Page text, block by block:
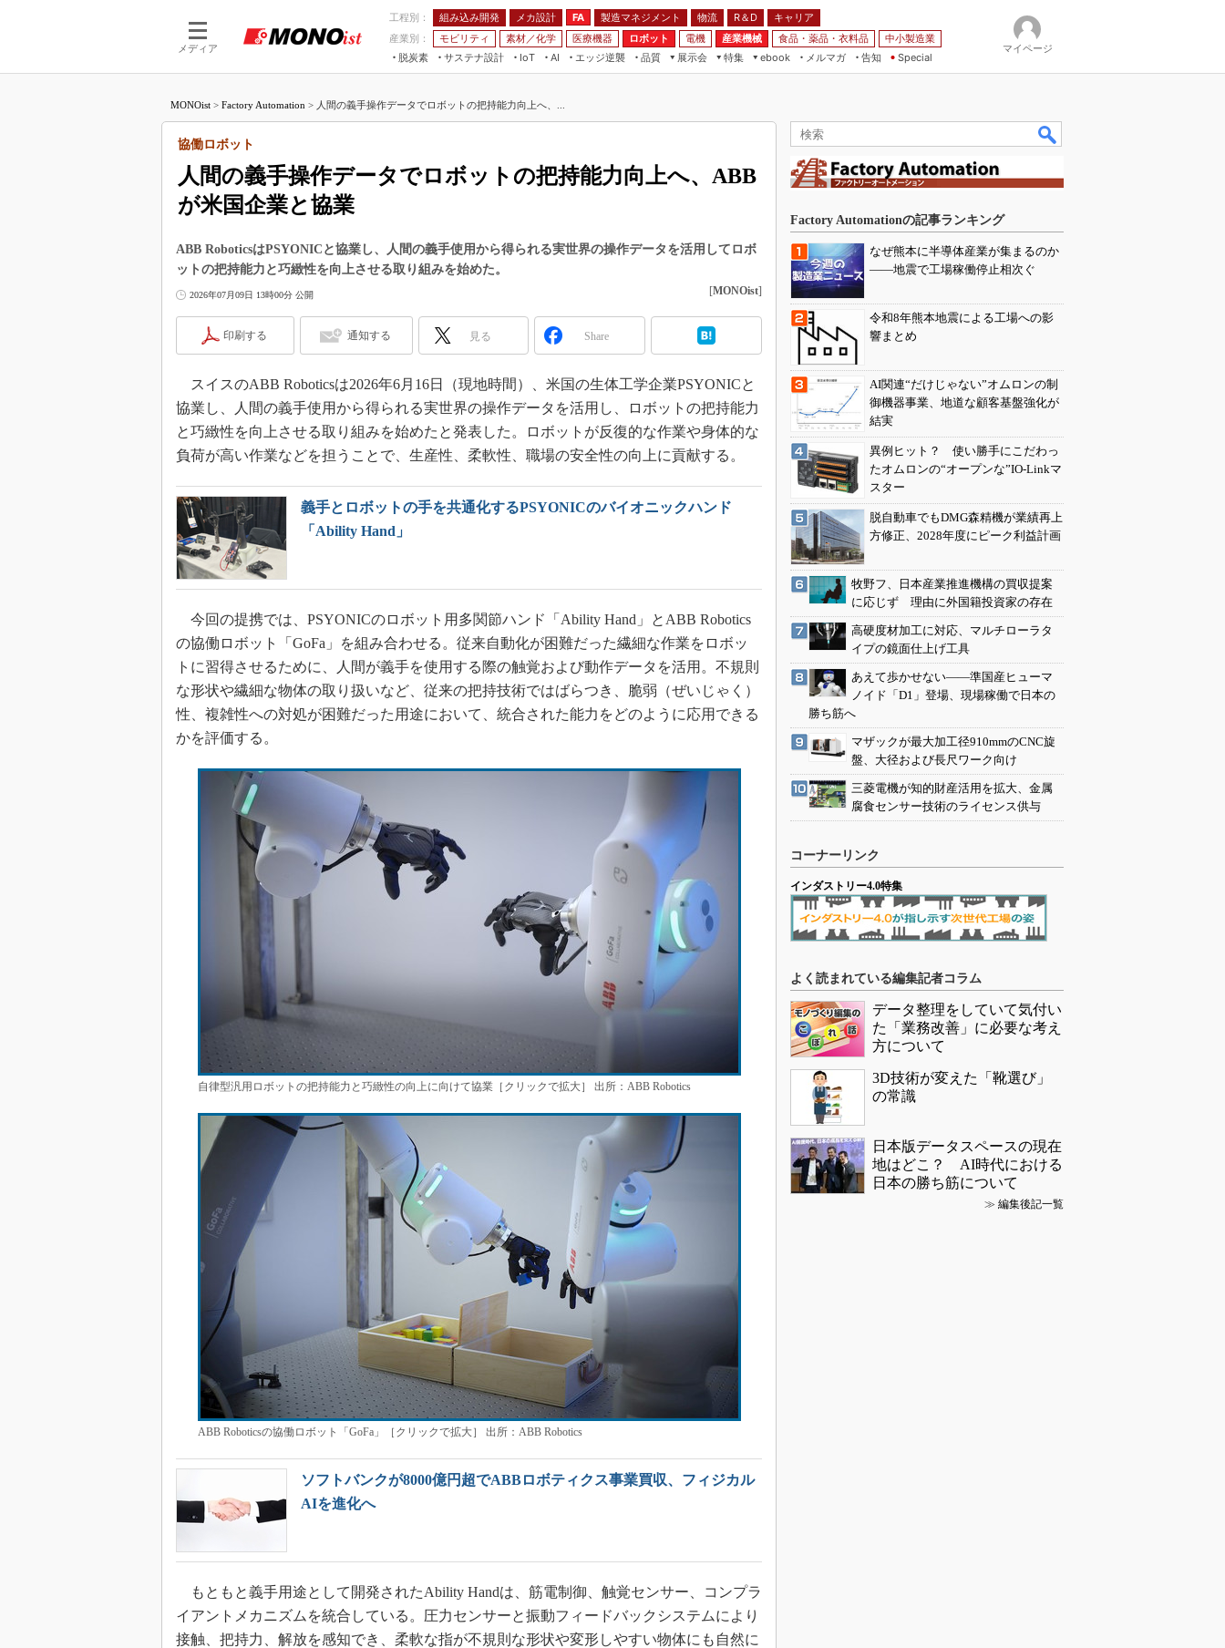
メディア
工程別： 組み込み開発 メカ設計 FA 製造マネジメント 物流 R＆D
キャリア
産業別：
モビリティ 素材／化学 医療機器 ロボット 電機 産業機械 食品・薬品・衣料品
中小製造業
脱炭素
サステナ設計
IoT
つながる工場
AI
AI×設備保全
エッジ逆襲 品質
展示会
JIMTOF
IIFES
TECHNO-FRONTIER
スマート工場EXPO
EdgeTech+
AUTOMOTIVE WORLD
産業オープンネット展
特集
つながるクルマ
VR／AR
フィールドサービス
組み込み画像技術
車載ソフト開発
ISO26262
無償設計ツール
3Dプリンタ
デジタルツインとCAE
インダストリー4.0
植物工場
知財マネジメント
海外生産
グローバル設計・開発
制御セキュリティ
ebook
FA
メルマガ
告知 Special
マイページ
MONOist > Factory Automation > 人間の義手操作データでロボットの把持能力向上へ、...
人間の義手操作データでロボットの把持能力向上へ、ABB
が米国企業と協業
協働ロボット
ABB RoboticsはPSYONICと協業し、人間の義手使用から得られる実世界の操作データを活用してロボ
ットの把持能力と巧緻性を向上させる取り組みを始めた。
2026年07月09日 13時00分 公開 [MONOist]
印刷する 通知する 見る Share
スイスのABB Roboticsは2026年6月16日（現地時間）、米国の生体工学企業PSYONICと
協業し、人間の義手使用から得られる実世界の操作データを活用し、ロボットの把持能力
と巧緻性を向上させる取り組みを始めたと発表した。ロボットが反復的な作業や身体的な
負荷が高い作業などを担うことで、生産性、柔軟性、職場の安全性の向上に貢献する。
義手とロボットの手を共通化するPSYONICのバイオニックハンド
「Ability Hand」
今回の提携では、PSYONICのロボット用多関節ハンド「Ability Hand」とABB Robotics
の協働ロボット「GoFa」を組み合わせる。従来自動化が困難だった繊細な作業をロボッ
トに習得させるために、人間が義手を使用する際の触覚および動作データを活用。不規則
な形状や繊細な物体の取り扱いなど、従来の把持技術ではばらつき、脆弱（ぜいじゃく）
性、複雑性への対処が困難だった用途において、統合された能力をどのように応用できる
かを評価する。
自律型汎用ロボットの把持能力と巧緻性の向上に向けて協業［クリックで拡大］ 出所：ABB Robotics
ABB Roboticsの協働ロボット「GoFa」［クリックで拡大］ 出所：ABB Robotics
ソフトバンクが8000億円超でABBロボティクス事業買収、フィジカル
AIを進化へ
もともと義手用途として開発されたAbility Handは、筋電制御、触覚センサー、コンプラ
イアントメカニズムを統合している。圧力センサーと振動フィードバックシステムにより
接触、把持力、解放を感知でき、柔軟な指が不規則な形状や変形しやすい物体にも自然に
Factory Automationの記事ランキング
なぜ熊本に半導体産業が集まるのか
――地震で工場稼働停止相次ぐ
令和8年熊本地震による工場への影
響まとめ
AI関連“だけじゃない”オムロンの制
御機器事業、地道な顧客基盤強化が
結実
異例ヒット？ 使い勝手にこだわっ
たオムロンの“オープンな”IO-Linkマ
スター
脱自動車でもDMG森精機が業績再上
方修正、2028年度にピーク利益計画
牧野フ、日本産業推進機構の買収提案
に応じず 理由に外国籍投資家の存在
高硬度材加工に対応、マルチローラタ
イプの鏡面仕上げ工具
あえて歩かせない――準国産ヒューマ
ノイド「D1」登場、現場稼働で日本の
勝ち筋へ
マザックが最大加工径910mmのCNC旋
盤、大径および長尺ワーク向け
三菱電機が知的財産活用を拡大、金属
腐食センサー技術のライセンス供与
コーナーリンク
インダストリー4.0特集
よく読まれている編集記者コラム
データ整理をしていて気付い
た「業務改善」に必要な考え
方について
3D技術が変えた「靴選び」
の常識
日本版データスペースの現在
地はどこ？ AI時代における
日本の勝ち筋について
≫ 編集後記一覧